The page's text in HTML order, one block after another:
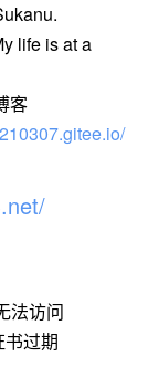
life is at a
客
法访问
书过期